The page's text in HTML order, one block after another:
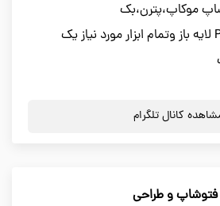
موکاپ،پترن،بک
گراند،تکسچر،PNG_PSD لایه باز وتمام ابزار مورد نیاز یک
کانال تلگرام
و طراحی